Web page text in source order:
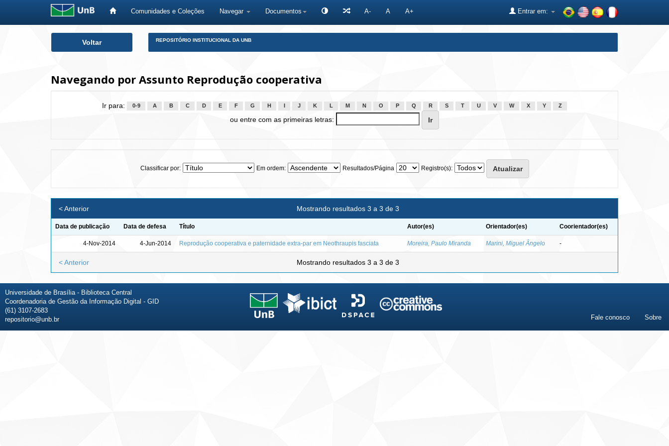
Comunidades e Coleções Navegar Documentos A- A A+ Entrar em:
Voltar REPOSITÓRIO INSTITUCIONAL DA UNB
Navegando por Assunto Reprodução cooperativa
Ir para: 0-9 A B C D E F G H J K L M N O P Q R S T U V W X Y Z
ou entre com as primeiras letras:
Classificar por: Em ordem: Resultados/Página Registro(s):
Mostrando resultados 3 a 3 de 3
< Anterior
Data de publicação Data de defesa Título Autor(es) Orientador(es) Coorientador(es)
4-Nov-2014 4-Jun-2014 Reprodução cooperativa e paternidade extra-par em Neothraupis fasciata Moreira, Paulo Miranda Marini, Miguel Ângelo -
Mostrando resultados 3 a 3 de 3
< Anterior
Universidade de Brasília - Biblioteca Central
Coordenadoria de Gestão da Informação Digital - GID
(61) 3107-2683
repositorio@unb.br
Fale conosco Sobre